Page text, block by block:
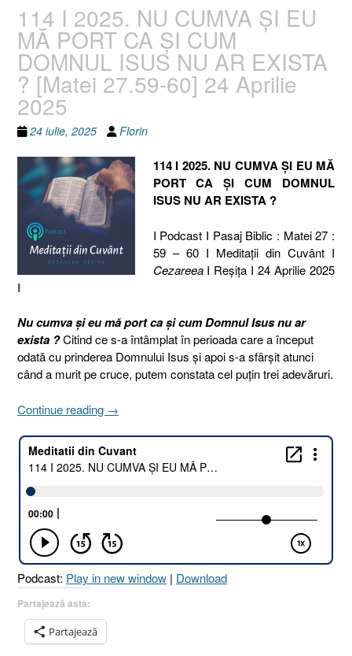
114 I 2025. NU CUMVA ȘI EU
MĂ PORT CA ȘI CUM
DOMNUL ISUS NU AR EXISTA
? [Matei 27.59-60] 24 Aprilie
2025
24 iulie, 2025 Florin
114 I 2025. NU CUMVA ȘI EU MĂ
PORT CA ȘI CUM DOMNUL
ISUS NU AR EXISTA ?
I Podcast I Pasaj Biblic : Matei 27 :
59 – 60 I Meditaţii din Cuvânt I
CezareeaI Reşiţa I 24 Aprilie 2025
I
Nu cumva și eu mă port ca și cum Domnul Isus nu ar
exista ?Citind ce s-a întâmplat în perioada care a început
odată cu prinderea Domnului Isus și apoi s-a sfârșit atunci
când a murit pe cruce, putem constata cel puțin trei adevăruri.
Continue reading „114
NU
MĂ
PORT
CA
ȘI
→
Podcast: Play in new window | Download
Partajează asta:
Partajează